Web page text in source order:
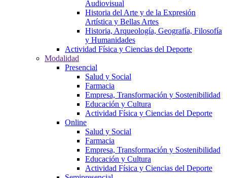
Audiovisual
Historia del Arte y de la Expresión
Artística y Bellas Artes
Historia, Arqueología, Geografía, Filosofía
y Humanidades
Actividad Física y Ciencias del Deporte
Modalidad
Presencial
Salud y Social
Farmacia
Empresa, Transformación y Sostenibilidad
Educación y Cultura
Actividad Física y Ciencias del Deporte
Online
Salud y Social
Farmacia
Empresa, Transformación y Sostenibilidad
Educación y Cultura
Actividad Física y Ciencias del Deporte